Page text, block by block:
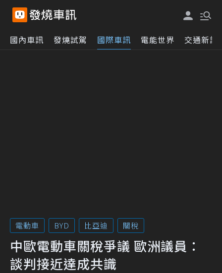
國內車訊 發燒試駕 國際車訊 電能世界 交通新訊
電動車 BYD 比亞迪 關稅
中歐電動車關稅爭議 歐洲議員：
談判接近達成共識